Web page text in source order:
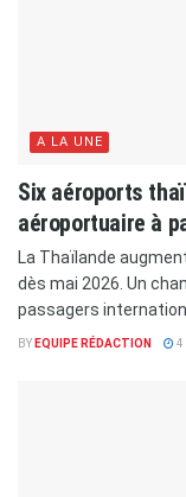
A LA UNE
Six aéroports
aéroportuaire à
La Thaïlande
dès mai 2026. Un
passagers
BY EQUIPE RÉDACTION 4